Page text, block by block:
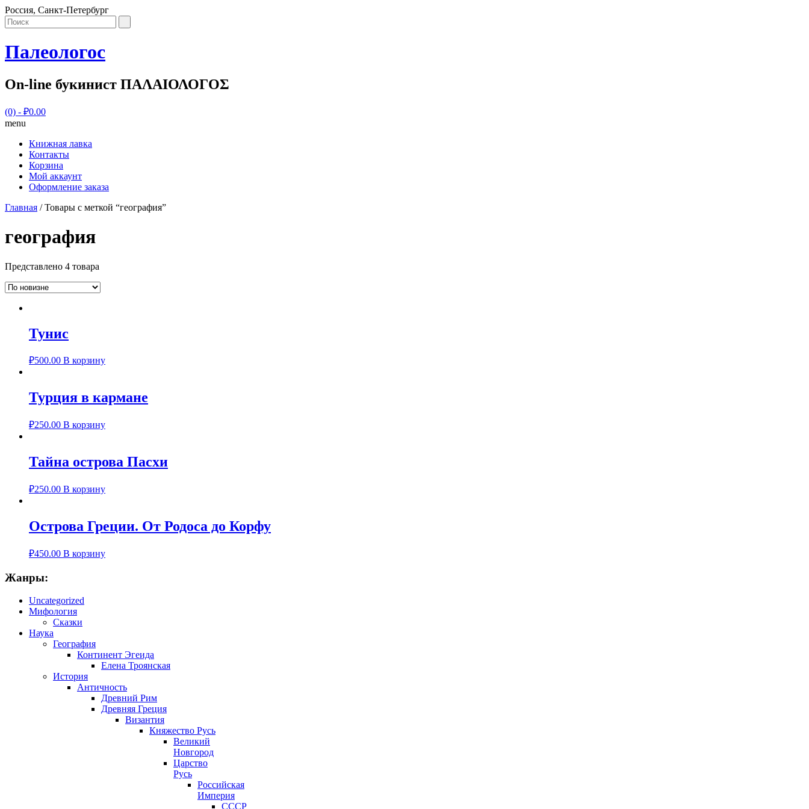
Россия, Санкт-Петербург
Палеологос
On-line букинист ΠΑΛΑΙΟΛΟΓΟΣ
(0) - ₽0.00
menu
Книжная лавка
Контакты
Корзина
Мой аккаунт
Оформление заказа
Главная / Товары с меткой “география”
география
Представлено 4 товара
Тунис
₽500.00 В корзину
Турция в кармане
₽250.00 В корзину
Тайна острова Пасхи
₽250.00 В корзину
Острова Греции. От Родоса до Корфу
₽450.00 В корзину
Жанры:
Uncategorized
Мифология
Сказки
Наука
География
Континент Эгеида
Елена Троянская
История
Античность
Древний Рим
Древняя Греция
Византия
Княжество Русь
Великий
Новгород
Царство
Русь
Российская
Империя
СССР